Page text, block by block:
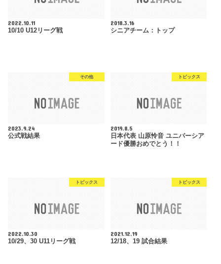
2022.10.11
10/10 U12リーグ戦
2018.3.16
シニアチーム：トップ
その他
2023.9.24
公式戦結果
トピックス
2019.8.5
日本代表 山原怜音 ユニバーシア
ード優勝おめでとう！！
トピックス
2022.10.30
10/29、30 U11リーグ戦
トピックス
2021.12.19
12/18、19 試合結果